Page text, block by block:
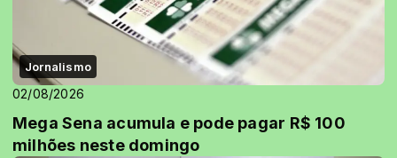
Jornalismo
02/08/2026
Mega Sena acumula e pode pagar R$ 100
milhões neste domingo